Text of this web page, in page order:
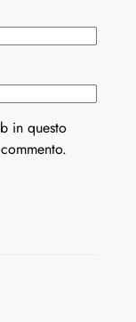
in questo